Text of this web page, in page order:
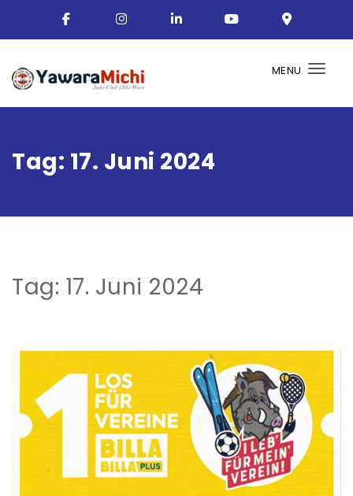
MENU
Tag: 17. Juni 2024
Tag: 17. Juni 2024